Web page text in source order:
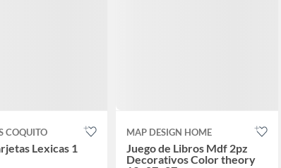
COQUITO
Lexicas 1
MAP DESIGN HOME
Juego de Libros Mdf 2pz
Decorativos Color theory